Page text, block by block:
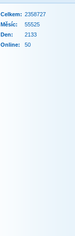
Online: 50
Celkem: 2358727
Měsíc:
55525
Den:
2133